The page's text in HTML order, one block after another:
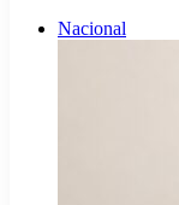
Nacional